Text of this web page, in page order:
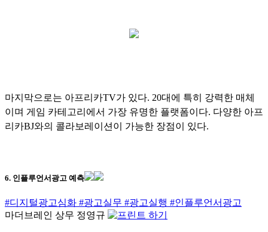
마지막으로는 아프리카TV가 있다. 20대에 특히 강력한 매체
이며 게임 카테고리에서 가장 유명한 플랫폼이다. 다양한 아프
리카BJ와의 콜라보레이션이 가능한 장점이 있다.
6. 인플루언서광고 예측
#디지털광고심화 #광고실무 #광고실행 #인플루언서광고
마더브레인 상무 정영규